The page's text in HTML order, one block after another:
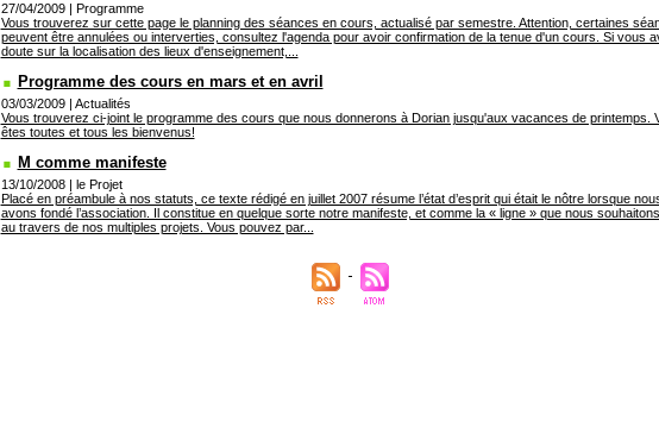
27/04/2009| Programme
Vous trouverez sur cette page le planning des séances en cours, actualisé par semestre. Attention, certaines
peuvent être annulées ou interverties, consultez l'agenda pour avoir confirmation de la tenue d'un cours. Si vous
doute sur la localisation des lieux d'enseignement,...
Programme des cours en mars et en avril
03/03/2009| Actualités
Vous trouverez ci-joint le programme des cours que nous donnerons à Dorian jusqu'aux vacances de printemps.
êtes toutes et tous les bienvenus!
M comme manifeste
13/10/2008| le Projet
Placé en préambule à nos statuts, ce texte rédigé en juillet 2007 résume l’état d’esprit qui était le nôtre lorsque
avons fondé l’association. Il constitue en quelque sorte notre manifeste, et comme la « ligne » que nous
au travers de nos multiples projets. Vous pouvez par...